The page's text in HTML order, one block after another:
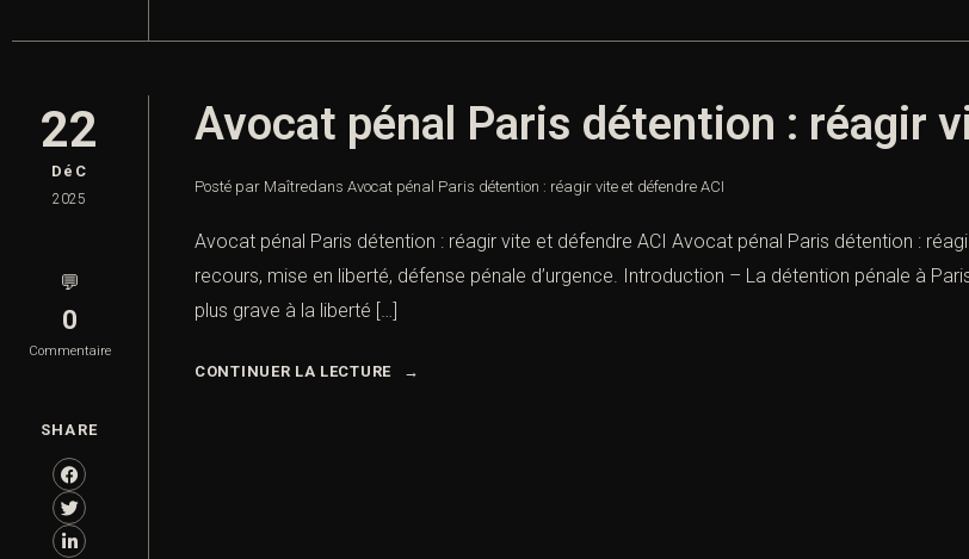
22
DéC
2025
💬
0
Commentaire
SHARE
Avocat pénal Paris détention : réagir
Posté par Maîtredans Avocat pénal Paris détention : réagir vite et défendre ACI
Avocat pénal Paris détention : réagir vite et défendre ACI Avocat pénal Paris détention :
recours, mise en liberté, défense pénale d’urgence. Introduction – La détention pénale à
plus grave à la liberté […]
CONTINUER LA LECTURE